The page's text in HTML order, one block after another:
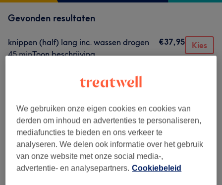
Gevonden resultaten
knippen (half) lang inc. wassen drogen
45 minToon beschrijving
€37,95 Kies
Toon beschrijving
20 minToon beschrijving
Niet wat je zocht?
Alle behandelingen
We gebruiken onze eigen cookies en cookies van
derden om inhoud en advertenties te personaliseren,
mediafuncties te bieden en ons verkeer te
analyseren. We delen ook informatie over het gebruik
van onze website met onze social media-,
advertentie- en analysepartners. Cookiebeleid